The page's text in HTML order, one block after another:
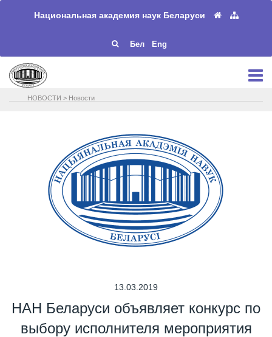
Национальная академия наук Беларуси
Бел Eng
НОВОСТИ > Новости
13.03.2019
НАН Беларуси объявляет конкурс по
выбору исполнителя мероприятия